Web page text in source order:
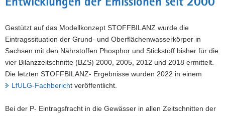
Entwicklungen der Emissionen seit 2000
Gestützt auf das Modellkonzept STOFFBILANZ wurde die
Eintragssituation der Grund- und Oberflächenwasserkörper in
Sachsen mit den Nährstoffen Phosphor und Stickstoff bisher für die
vier Bilanzzeitschnitte (BZS) 2000, 2005, 2012 und 2018 ermittelt.
Die letzten STOFFBILANZ- Ergebnisse wurden 2022 in einem
LfULG-Fachbericht veröffentlicht.
Bei der P- Eintragsfracht in die Gewässer in allen Zeitschnitten der